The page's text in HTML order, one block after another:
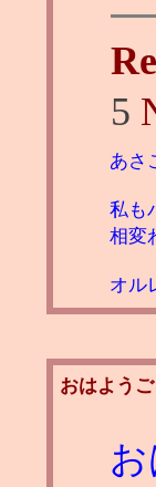
5
あさ
私も
相変
オル
おはようご